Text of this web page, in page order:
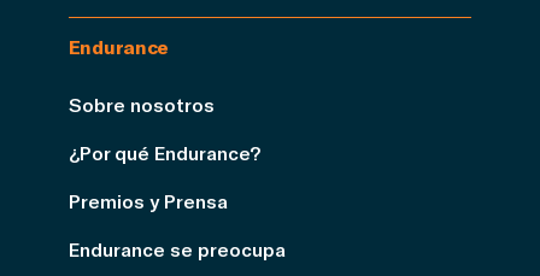
Endurance
Sobre nosotros
¿Por qué Endurance?
Premios y Prensa
Endurance se preocupa